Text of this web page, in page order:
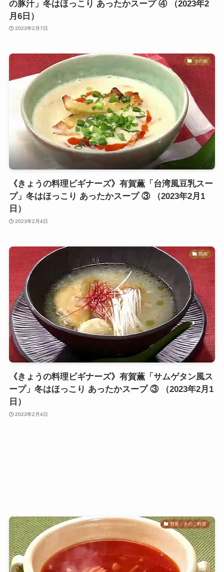
の豚汁」冬はほっこり あったかスープ ④ （2023年2
月6日）
2023年2月7日
その他
《きょうの料理ビギナーズ》有賀薫「台湾風豆乳スー
プ」冬はほっこり あったかスープ ③ （2023年2月1
日）
2023年2月4日
鶏肉
《きょうの料理ビギナーズ》有賀薫「サムゲタン風ス
ープ」冬はほっこり あったかスープ ③ （2023年2月1
日）
2023年2月4日
野菜・きのこ料理